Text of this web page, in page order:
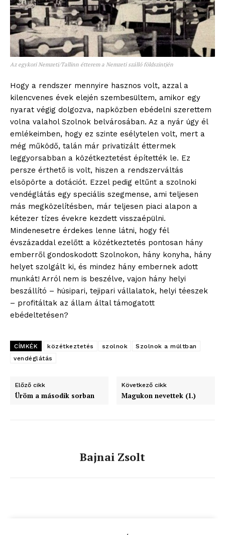
ELŐFIZETÉS
Hasznos
bSZ fiók
Előfizetés
Kapcsolat
Adatkezelési tájékoztató
Hirdetés
Az egykori Nemzeti/Tallinn étterem a Nemzeti szálló földszintjén
Hogy a rendszer mennyire hasznos volt, azzal a
kilencvenes évek elején szembesültem, amikor egy
nyarat végig dolgozva, napközben ebédelni szerettem
volna valahol Szolnok belvárosában. Az a nyár úgy él
emlékeimben, hogy ez szinte esélytelen volt, mert a
még működő, talán már privatizált éttermek
leggyorsabban a közétkeztetést építették le. Ez
persze érthető is volt, hiszen a rendszerváltás
elsöpörte a dotációt. Ezzel pedig eltűnt a szolnoki
vendéglátás egy speciális szegmense, ami teljesen
más megközelítésben, már teljesen piaci alapon a
kétezer tízes évekre kezdett visszaépülni.
Mindenesetre érdekes lenne látni, hogy fél
évszázaddal ezelőtt a közétkeztetés pontosan hány
emberről gondoskodott Szolnokon, hány konyha, hány
helyet szolgált ki, és mindez hány embernek adott
munkát! Arról nem is beszélve, vajon hány helyi
beszállító – húsipari, tejipari vállalatok, helyi téeszek
– profitáltak az állam által támogatott
ebédeltetésen?
CÍMKÉK közétkeztetés szolnok
Szolnok a múltban
vendéglátás
Előző cikk
Üröm a második sorban
Következő cikk
Magukon nevettek (1.)
Bajnai Zsolt